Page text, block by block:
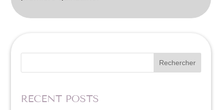
Rechercher
RECENT POSTS